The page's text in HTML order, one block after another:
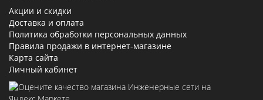
Акции и скидки
Доставка и оплата
Политика обработки персональных данных
Правила продажи в интернет-магазине
Карта сайта
Личный кабинет